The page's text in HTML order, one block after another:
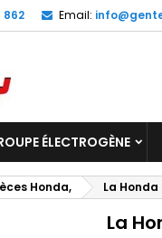
862 Email:
ÉLECTROGÈNE
Honda, La
La